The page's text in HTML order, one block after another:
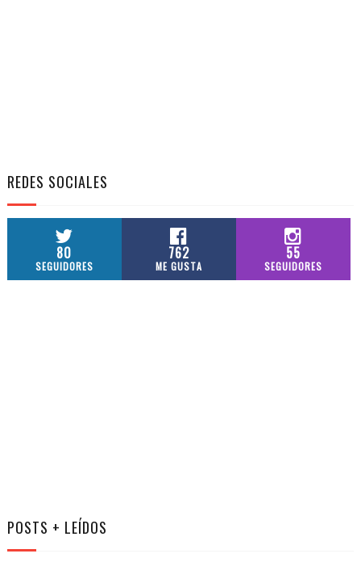
REDES SOCIALES
80
SEGUIDORES
762
ME GUSTA
55
SEGUIDORES
POSTS + LEÍDOS